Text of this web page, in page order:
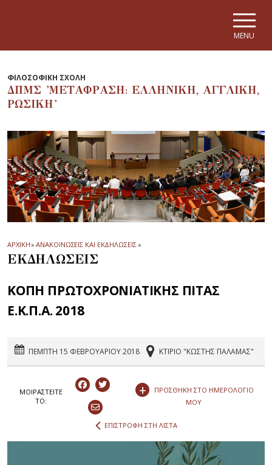
MENU
ΦΙΛΟΣΟΦΙΚΗ ΣΧΟΛΗ
ΔΠΜΣ 'ΜΕΤΑΦΡΑΣΗ: ΕΛΛΗΝΙΚΗ, ΑΓΓΛΙΚΗ,
ΡΩΣΙΚΗ'
ΑΡΧΙΚΗ» ΑΝΑΚΟΙΝΩΣΕΙΣ ΚΑΙ ΕΚΔΗΛΩΣΕΙΣ»
ΕΚΔΗΛΩΣΕΙΣ
ΚΟΠΗ ΠΡΩΤΟΧΡΟΝΙΑΤΙΚΗΣ ΠΙΤΑΣ
Ε.Κ.Π.Α. 2018
ΠΕΜΠΤΗ 15 ΦΕΒΡΟΥΑΡΙΟΥ 2018 ΚΤΙΡΙΟ "ΚΩΣΤΗΣ ΠΑΛΑΜΑΣ"
ΜΟΙΡΑΣΤEIΤΕ
ΤΟ:
+
ΠΡΟΣΘΗΚΗ ΣΤΟ ΗΜΕΡΟΛΟΓΙΟ
ΜΟΥ
ΕΠΙΣΤΡΟΦΗ ΣΤΗ ΛΙΣΤΑ